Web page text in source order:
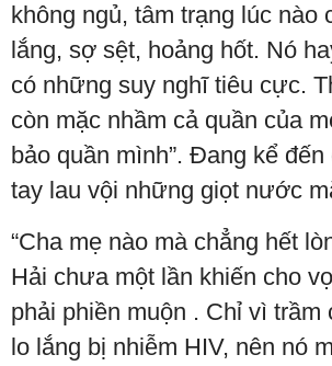
không ngủ, tâm trạng lúc nào
lắng, sợ sệt, hoảng hốt. Nó
có những suy nghĩ tiêu cực.
còn mặc nhầm cả quần của
bảo quần mình”. Đang kể đến
tay lau vội những giọt nước
“Cha mẹ nào mà chẳng hết
Hải chưa một lần khiến cho
phải phiền muộn . Chỉ vì trầm
lo lắng bị nhiễm HIV, nên nó